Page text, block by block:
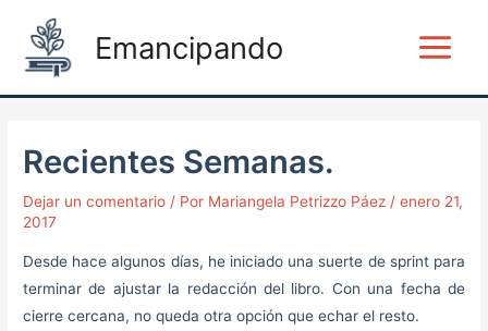
contenido
Emancipando
Menu
Recientes Semanas.
Dejar un comentario / Por Mariangela Petrizzo Páez/enero 21,
2017
Desde hace algunos días, he iniciado una suerte de sprint para
terminar de ajustar la redacción del libro. Con una fecha de
cierre cercana, no queda otra opción que echar el resto.
navigation